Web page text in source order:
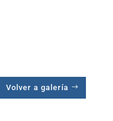
Volver a galería